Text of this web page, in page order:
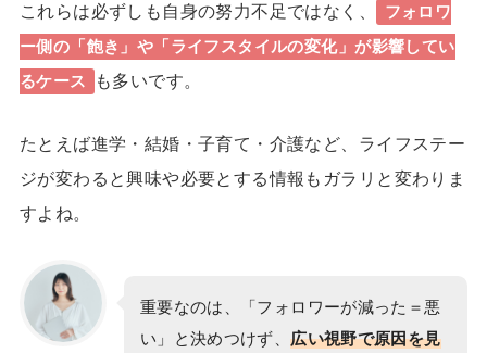
これらは必ずしも自身の努力不足ではなく、
フォロワ
ー側の「飽き」や「ライフスタイルの変化」が影響してい
るケース
も多いです。
たとえば進学・結婚・子育て・介護など、ライフステー
ジが変わると興味や必要とする情報もガラリと変わりま
すよね。
重要なのは、「フォロワーが減った＝悪
い」と決めつけず、広い視野で原因を見